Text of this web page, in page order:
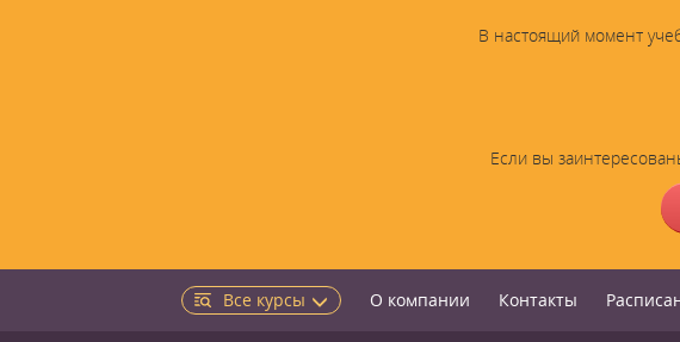
В настоящий момент
Если вы
Все курсы О компании Контакты